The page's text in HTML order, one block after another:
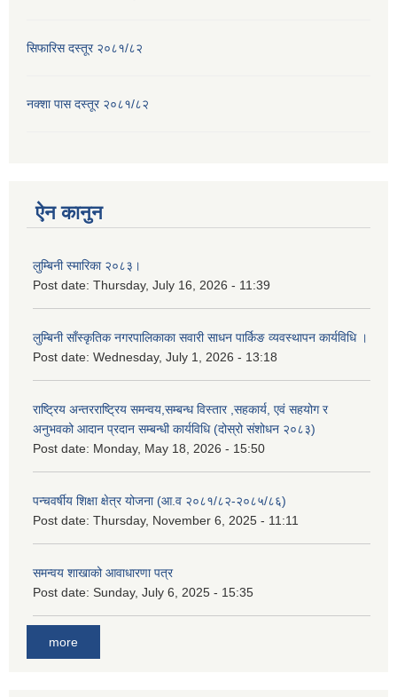
सिफारिस दस्तूर २०८१/८२
नक्शा पास दस्तूर २०८१/८२
ऐन कानुन
लुम्बिनी स्मारिका २०८३।
Post date: Thursday, July 16, 2026 - 11:39
लुम्बिनी साँस्कृतिक नगरपालिकाका सवारी साधन पार्किङ व्यवस्थापन कार्यविधि ।
Post date: Wednesday, July 1, 2026 - 13:18
राष्ट्रिय अन्तरराष्ट्रिय समन्वय,सम्बन्ध विस्तार ,सहकार्य, एवं सहयोग र
अनुभवको आदान प्रदान सम्बन्धी कार्यविधि (दोस्रो संशोधन २०८३)
Post date: Monday, May 18, 2026 - 15:50
पन्चवर्षीय शिक्षा क्षेत्र योजना (आ.व २०८१/८२-२०८५/८६)
Post date: Thursday, November 6, 2025 - 11:11
समन्वय शाखाको आवाधारणा पत्र
Post date: Sunday, July 6, 2025 - 15:35
more